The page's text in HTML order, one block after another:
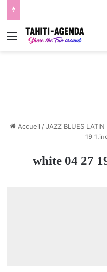
Menu
Accueil / JAZZ BLUES LATIN
19
white 04 27